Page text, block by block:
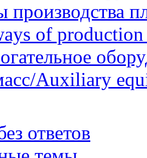
производства
of
Auxiliary
ответов